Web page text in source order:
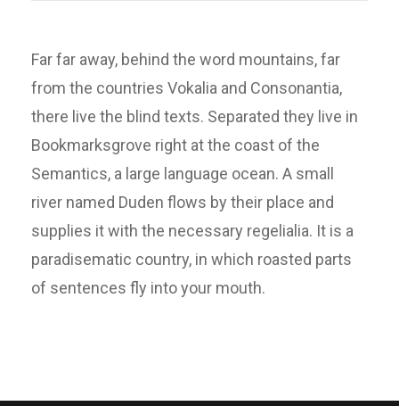
Far far away, behind the word mountains, far
from the countries Vokalia and Consonantia,
there live the blind texts. Separated they live in
Bookmarksgrove right at the coast of the
Semantics, a large language ocean. A small
river named Duden flows by their place and
supplies it with the necessary regelialia. It is a
paradisematic country, in which roasted parts
of sentences fly into your mouth.